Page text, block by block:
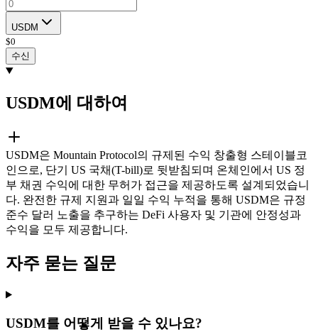
USDM
$0
수신
USDM에 대하여
USDM은 Mountain Protocol의 규제된 수익 창출형 스테이블코
인으로, 단기 US 국채(T-bill)로 뒷받침되며 온체인에서 US 정
부 채권 수익에 대한 무허가 접근을 제공하도록 설계되었습니
다. 완전한 규제 지원과 일일 수익 누적을 통해 USDM은 규정
준수 달러 노출을 추구하는 DeFi 사용자 및 기관에 안정성과
수익을 모두 제공합니다.
자주 묻는 질문
USDM를 어떻게 받을 수 있나요?